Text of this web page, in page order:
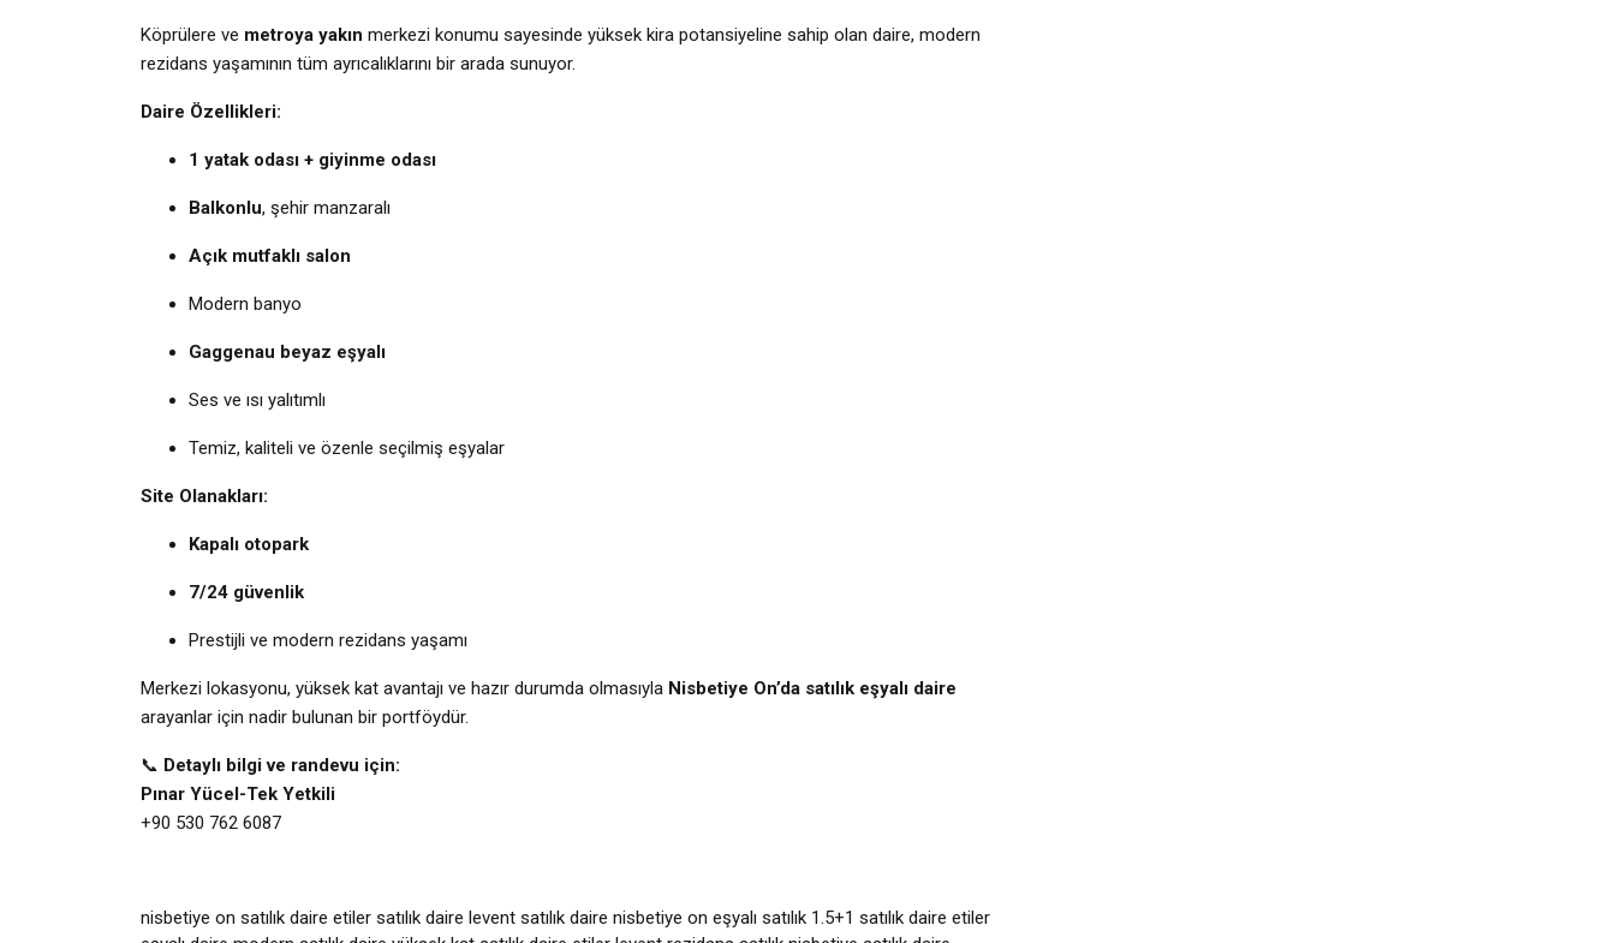
Köprülere ve metroya yakın merkezi konumu sayesinde yüksek kira potansiyeline sahip olan daire, modern
rezidans yaşamının tüm ayrıcalıklarını bir arada sunuyor.
Daire Özellikleri:
1 yatak odası + giyinme odası
Balkonlu, şehir manzaralı
Açık mutfaklı salon
Modern banyo
Gaggenau beyaz eşyalı
Ses ve ısı yalıtımlı
Temiz, kaliteli ve özenle seçilmiş eşyalar
Site Olanakları:
Kapalı otopark
7/24 güvenlik
Prestijli ve modern rezidans yaşamı
Merkezi lokasyonu, yüksek kat avantajı ve hazır durumda olmasıyla Nisbetiye On’da satılık eşyalı daire
arayanlar için nadir bulunan bir portföydür.
📞 Detaylı bilgi ve randevu için:
Pınar Yücel-Tek Yetkili
+90 530 762 6087
nisbetiye on satılık daire etiler satılık daire levent satılık daire nisbetiye on eşyalı satılık 1.5+1 satılık daire etiler